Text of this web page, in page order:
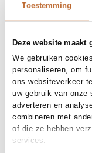
Toestemming
Deze website maakt
We gebruiken
personaliseren, om
ons websiteverkeer
uw gebruik van onze
adverteren en
combineren met
of die ze hebben
services.
ordered today,
30-day returns
Materials and care
Fabric
Material
Cleaning
Size and fit
Size advice